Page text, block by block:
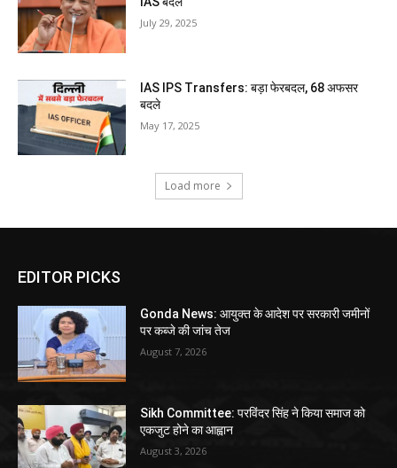
July 29, 2025
IAS IPS Transfers: बड़ा फेरबदल, 68 अफसर
बदले
May 17, 2025
Load more
EDITOR PICKS
Gonda News: आयुक्त के आदेश पर सरकारी जमीनों
पर कब्जे की जांच तेज
August 7, 2026
Sikh Committee: परविंदर सिंह ने किया समाज को
एकजुट होने का आह्वान
August 3, 2026